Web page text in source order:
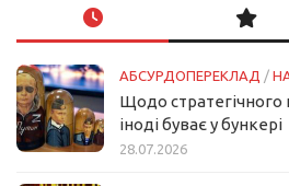
АБСУРДОПЕРЕКЛАД /
Щодо стратегічного
іноді буває у бункері
28.07.2026